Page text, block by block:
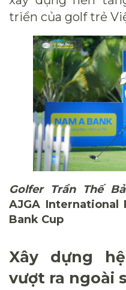
triển của golf trẻ
Golfer Trần Thế
AJGA International
Bank Cup
Xây dựng
vượt ra ngoài